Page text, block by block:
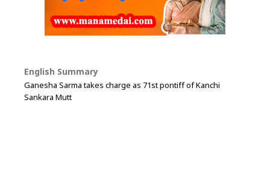
English Summary
Ganesha Sarma takes charge as 71st pontiff of Kanchi
Sankara Mutt